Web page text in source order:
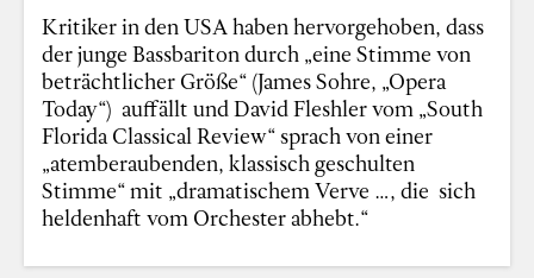
Kritiker in den USA haben hervorgehoben, dass
der junge Bassbariton durch „eine Stimme von
beträchtlicher Größe“ (James Sohre, „Opera
Today“) auffällt und David Fleshler vom „South
Florida Classical Review“ sprach von einer
„atemberaubenden, klassisch geschulten
Stimme“ mit „dramatischem Verve …, die sich
heldenhaft vom Orchester abhebt.“